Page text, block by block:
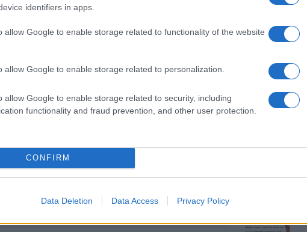
identifiers in apps.
allow Google to enable storage related to functionality of the website
allow Google to enable storage related to personalization.
allow Google to enable storage related to security, including
functionality and fraud prevention, and other user protection.
CONFIRM
Data Deletion Data Access Privacy Policy
Furto Profumeria
di GalluraOggi.it
i tuoi video e le tue foto
+39 345 356 7512
news daGoogle News